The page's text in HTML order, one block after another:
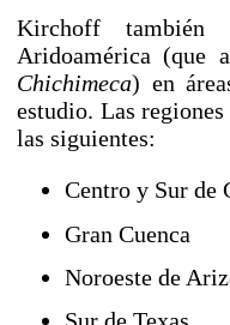
Kirchoff también
Aridoamérica (que
Chichimeca) en
estudio. Las
las siguientes:
Centro y Sur de
Gran Cuenca
Noroeste de